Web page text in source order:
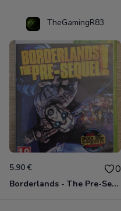
TheGamingR83
5.90 € 0
Borderlands - The Pre-Sequel ! Xbox 360